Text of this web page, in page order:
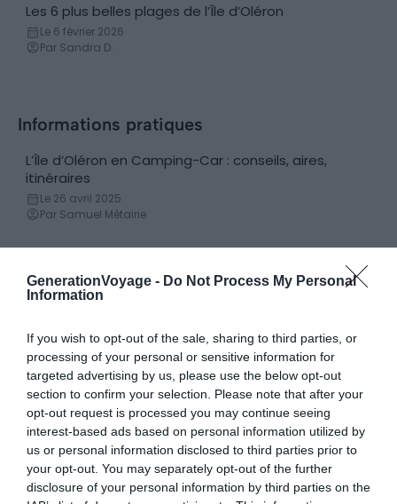
GenerationVoyage - Do Not Process My Personal
Information
If you wish to opt-out of the sale, sharing to third parties, or
processing of your personal or sensitive information for
targeted advertising by us, please use the below opt-out
section to confirm your selection. Please note that after your
opt-out request is processed you may continue seeing
interest-based ads based on personal information utilized by
us or personal information disclosed to third parties prior to
your opt-out. You may separately opt-out of the further
disclosure of your personal information by third parties on the
Plage
Les 6 plus belles plages de l’Île d’Oléron
Le 6 février 2026
Par Sandra D.
Informations pratiques
Location de camping-car
L’Île d’Oléron en Camping-Car : conseils, aires,
itinéraires
Le 26 avril 2025
Par Samuel Métairie
Hébergements
Campings
Les 6 meilleurs campings sur l’Île
d’Oléron
Le 25 avril 2025
Par Marnie Averty
9 villas